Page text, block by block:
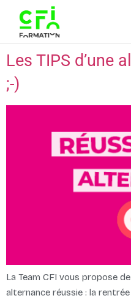
Les TIPS d’une
;-)
La Team CFI vous propose
alternance réussie : la